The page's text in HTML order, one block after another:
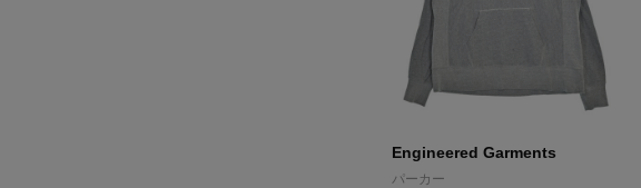
Engineered Garments
パーカー